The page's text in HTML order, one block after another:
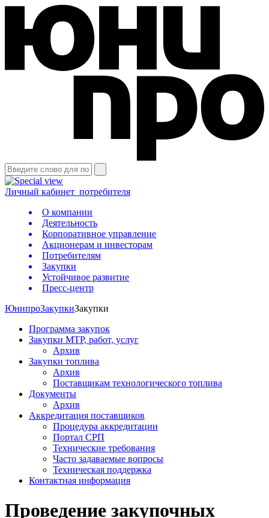
Личный кабинет потребителя
О компании
Деятельность
Корпоративное управление
Акционерам и инвесторам
Потребителям
Закупки
Устойчивое развитие
Пресс-центр
ЮнипроЗакупкиЗакупки
Программа закупок
Закупки МТР, работ, услуг
Архив
Закупки топлива
Архив
Поставщикам технологического топлива
Документы
Архив
Аккредитация поставщиков
Процедура аккредитации
Портал СРП
Технические требования
Часто задаваемые вопросы
Техническая поддержка
Контактная информация
Проведение закупочных